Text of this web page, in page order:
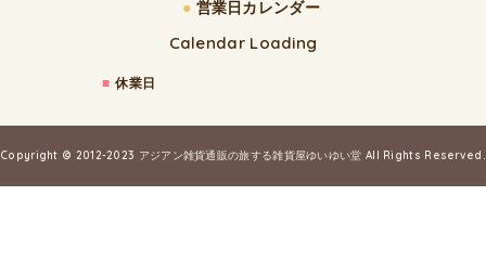
● 営業日カレンダー
Calendar Loading
■ 休業日
Copyright © 2012-2023 アジアン雑貨通販の旅する雑貨屋ゆいゆい堂 All Rights Reserved.